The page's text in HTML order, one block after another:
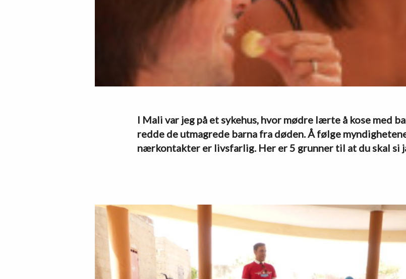
I Mali var jeg på et sykehus, hvor mødre lærte å kose med
redde de utmagrede barna fra døden. Å følge
nærkontakter er livsfarlig. Her er 5 grunner til at du skal si